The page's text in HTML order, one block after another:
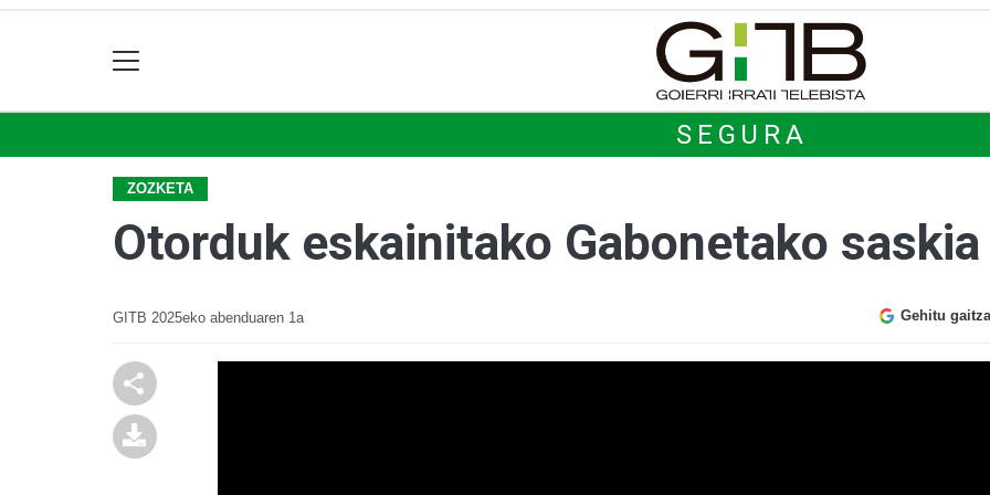
SEGURA
ZOZKETA
Otorduk eskainitako Gabonetako saskia
GITB 2025eko abenduaren 1a Gehitu